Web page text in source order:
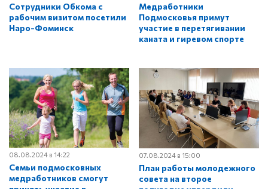
Сотрудники Обкома с
рабочим визитом посетили
Наро-Фоминск
Медработники
Подмосковья примут
участие в перетягивании
каната и гиревом спорте
08.08.2024 в 14:22
Семьи подмосковных
медработников смогут
07.08.2024 в 15:00
План работы молодежного
совета на второе